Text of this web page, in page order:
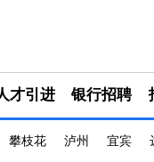
才引进 银行招聘
攀枝花 泸州 宜宾